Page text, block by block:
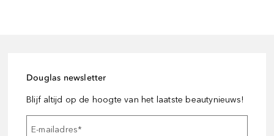
Douglas newsletter
Blijf altijd op de hoogte van het laatste beautynieuws!
E-mailadres*